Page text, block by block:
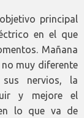
principal
en el que
Mañana
muy diferente
nervios, la
y mejore el
lo que va de